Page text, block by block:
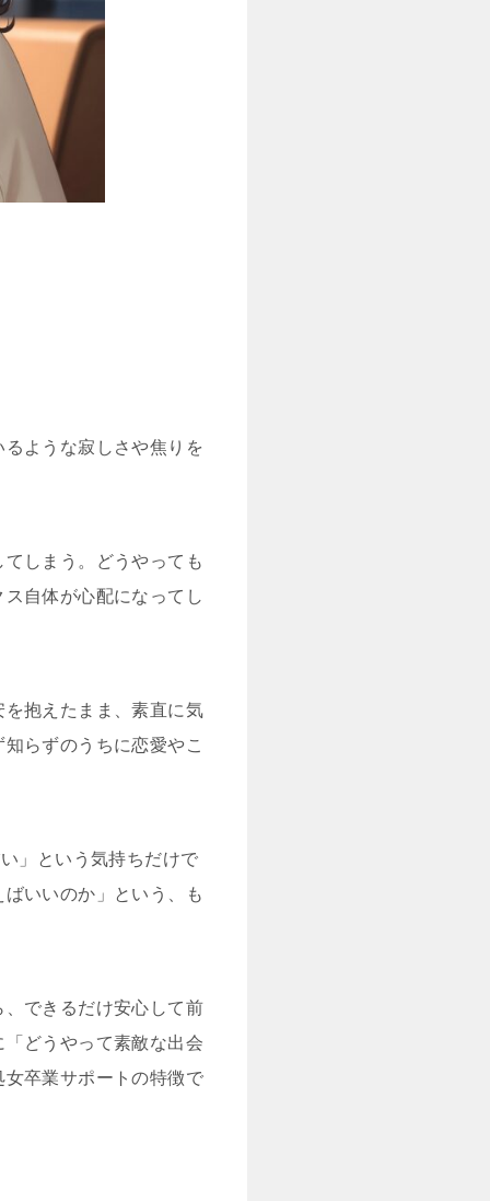
ような寂しさや焦りを
しまう。どうやっても
自体が心配になってし
抱えたまま、素直に気
らずのうちに恋愛やこ
」という気持ちだけで
いいのか」という、も
できるだけ安心して前
どうやって素敵な出会
卒業サポートの特徴で